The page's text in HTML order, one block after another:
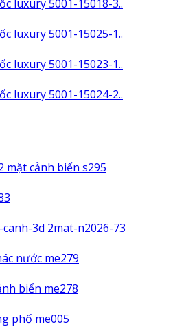
luxury 5001-15018-3..
luxury 5001-15025-1..
luxury 5001-15023-1..
luxury 5001-15024-2..
mặt cảnh biển s295
3d 2mat-n2026-73
nước me279
biển me278
phố me005